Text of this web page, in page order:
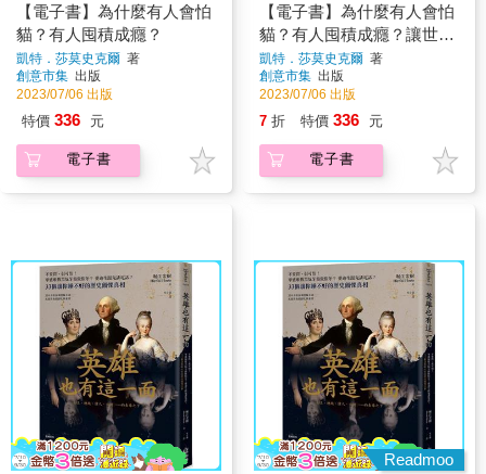
【電子書】為什麼有人會怕
貓？有人囤積成癮？
凱特．莎莫史克爾 著
創意市集 出版
2023/07/06 出版
特價 336 元
電子書
【電子書】為什麼有人會怕
貓？有人囤積成癮？讓世界
身心失調的狂愛與恐懼之因
凱特．莎莫史克爾 著
創意市集 出版
2023/07/06 出版
7 折 特價 336 元
電子書
Readmoo